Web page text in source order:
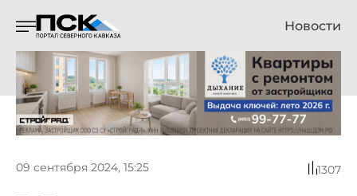
Новости
09 сентября 2024, 15:25 1307